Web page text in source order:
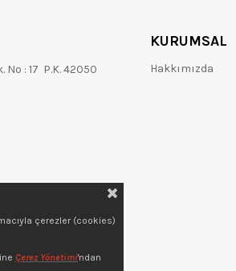
No : 17 P.K. 42050
KURUMSAL
Hakkımızda
çerezler (cookies)
Çerez Yönetimi'ndan